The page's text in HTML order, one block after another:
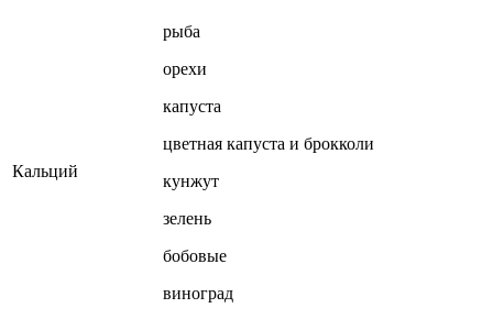
Кальций
рыба
орехи
капуста
цветная капуста и брокколи
кунжут
зелень
бобовые
виноград